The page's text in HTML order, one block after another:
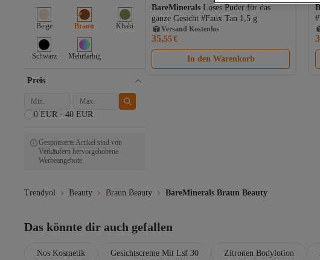
BareMinerals Loses Puder für das
ganze Gesicht #Faux Tan 1,5 g
Versand Kostenlos
Gratis Versand
Versand Kostenlos
35,55€
In den Warenkorb
Refectocil
Lacoste
Bourjois
Sleek
Burkely
Guerlain
Heliocare
Syoss
Jump
Penti
Palette
MANGO
Beige Braun Khaki
Schwarz Mehrfarbig
Preis
0 EUR - 40 EUR
Gesponserte Artikel sind von
Verkäufern hervorgehobene
Werbeangebote.
Trendyol Beauty Braun Beauty BareMinerals Braun Beauty
Das könnte dir auch gefallen
Nos Kosmetik Gesichtscreme Mit Lsf 30 Zitronen Bodylotion